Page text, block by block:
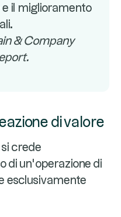
il miglioramento
& Company
di valore
crede
di un'operazione di
esclusivamente